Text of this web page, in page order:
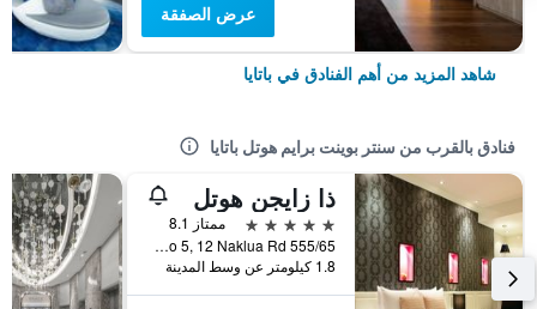
عرض الصفقة
شاهد المزيد من أهم الفنادق في باتايا
فنادق بالقرب من سنتر بوينت برايم هوتل باتايا
ذا زايجن هوتل
5 نجوم
ممتاز 8.1
555/65 Moo 5, 12 Naklua Rd., باتايا, تايلاند
1.8 كيلومتر عن وسط المدينة